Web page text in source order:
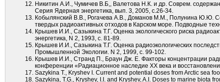
Никитин А.И., Чумичев В.Б,, Валетова Н.К. и др. Соврем.
Серия Ядерная энергетика, вып. 3, 2005, с.26-34.
Кобылянский В.В., Рогачева А.В., Доманов М.М., Полунина Ю.Ю.
твердых радиоактивных отходов в Карском море. Подводные
Крышев И.И., Сазыкина Т.Г. Оценка экологического риска
энергетика, N 2, 1993, с. 81-89.
Крышев И.И., Сазыкина Т.Г. Оценка радиоэкологических
Промышленной Экологии. N 2, 1999, с. 99-102.
Крышев И.И., Странд П., Браун Дж. Е. Факторы концентрации
конференции «Радиационное наследие XX века и
Sazykina T., Kryshev I. Current and potential doses from Arctic sea
Sazykina, T.G., Kryshev, I.I. and Kryshev, A.I. Doses to marine biota